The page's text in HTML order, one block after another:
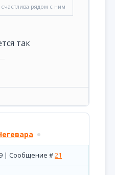
рядом с ним
так
| Сообщение #21